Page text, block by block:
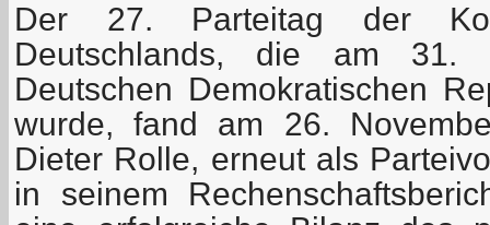
Der 27. Parteitag der
Deutschlands, die am
Deutschen Demokratischen
wurde, fand am 26.
Dieter Rolle, erneut als
in seinem